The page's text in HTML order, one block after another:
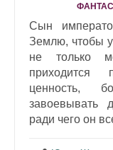
Сын
Землю, чтобы
не только
приходится
ценность,
завоевывать
ради чего он